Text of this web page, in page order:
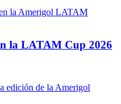
la LATAM Cup 2026